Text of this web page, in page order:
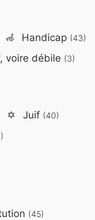
🦽 Handicap (43)
voire débile (3)
✡️ Juif (40)
(45)